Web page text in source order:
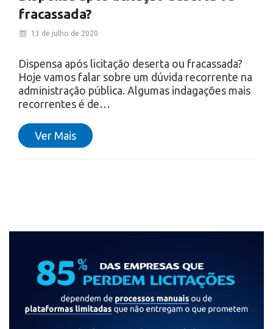
fracassada?
13 de julho de 2020
Dispensa após licitação deserta ou fracassada?
Hoje vamos falar sobre um dúvida recorrente na
administração pública. Algumas indagações mais
recorrentes é de…
Ver Mais